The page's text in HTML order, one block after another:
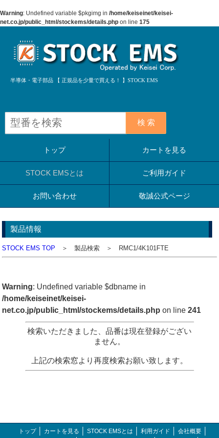
Warning: Undefined variable $pkgimg in /home/keiseinet/keisei-
net.co.jp/public_html/stockems/details.php on line 175
半導体・電子部品 【 正規品を少量で買える！ 】STOCK EMS
検 索
トップ カートを見る
STOCK EMSとは ご利用ガイド
お問い合わせ 敬誠公式ページ
製品情報
STOCK EMS TOP ＞ 製品検索 ＞ RMC1/4K101FTE
Warning: Undefined variable $dbname in
/home/keiseinet/keisei-
net.co.jp/public_html/stockems/details.php on line241
検索いただきました、品番は現在登録がござい
ません。
上記の検索窓より再度検索お願い致します。
トップ カートを見る STOCK EMSとは 利用ガイド
会社概要